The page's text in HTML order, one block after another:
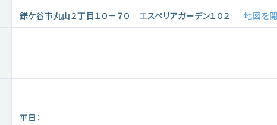
鎌ケ谷市丸山２丁目１０－７０ エスペリアガーデン１０２ 地図を
平日：